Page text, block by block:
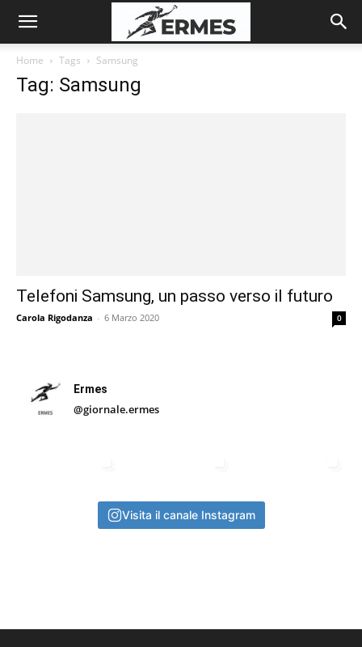
Home Tags Samsung
Tag: Samsung
Telefoni Samsung, un passo verso il futuro
Carola Rigodanza - 6 Marzo 2020 0
Ermes
@giornale.ermes
Visita il canale Instagram